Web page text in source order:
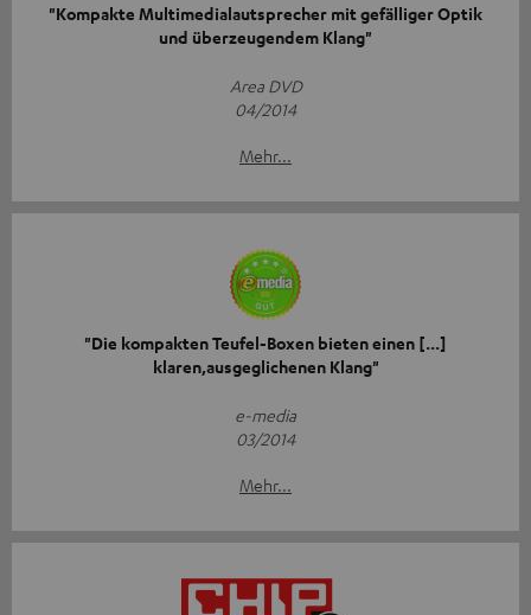
"Kompakte Multimedialautsprecher mit gefälliger Optik
und überzeugendem Klang"
Area DVD
04/2014
Mehr...
"Die kompakten Teufel-Boxen bieten einen [...]
klaren,ausgeglichenen Klang"
e-media
03/2014
Mehr...